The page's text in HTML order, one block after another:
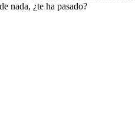
nada, ¿te ha pasado?